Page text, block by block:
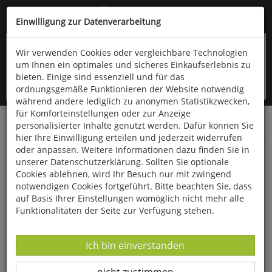
Kompletten Head der Seite überspringen
oder (06766) 9323-960
Startseite Bücher Geschichte Zeitgeschichte
Alice von Battenberg - Die Schwiegermutter
der Queen
Einwilligung zur Datenverarbeitung
Wir verwenden Cookies oder vergleichbare Technologien
um Ihnen ein optimales und sicheres Einkaufserlebnis zu
bieten. Einige sind essenziell und für das
ordnungsgemäße Funktionieren der Website notwendig
während andere lediglich zu anonymen Statistikzwecken,
für Komforteinstellungen oder zur Anzeige
personalisierter Inhalte genutzt werden. Dafür können Sie
hier Ihre Einwilligung erteilen und jederzeit widerrufen
oder anpassen. Weitere Informationen dazu finden Sie in
unserer Datenschutzerklärung. Sollten Sie optionale
Cookies ablehnen, wird Ihr Besuch nur mit zwingend
notwendigen Cookies fortgeführt. Bitte beachten Sie, dass
auf Basis Ihrer Einstellungen womöglich nicht mehr alle
Funktionalitäten der Seite zur Verfügung stehen.
Datenverarbeitung -
Ich bin einverstanden